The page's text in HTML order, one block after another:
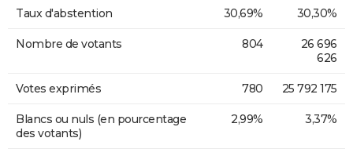
Taux d'abstention 30,69% 30,30%
Nombre de votants 804
26 696
626
Votes exprimés 780 25 792 175
Blancs ou nuls (en pourcentage
des votants)
2,99% 3,37%